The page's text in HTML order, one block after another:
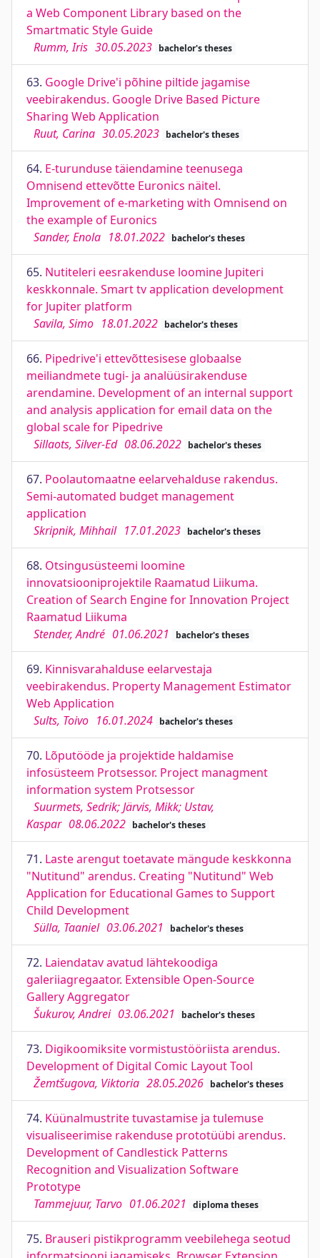
a Web Component Library based on the
Smartmatic Style Guide
Rumm, Iris 30.05.2023 bachelor's theses
63. Google Drive'i põhine piltide jagamise
veebirakendus. Google Drive Based Picture
Sharing Web Application
Ruut, Carina 30.05.2023 bachelor's theses
64. E-turunduse täiendamine teenusega
Omnisend ettevõtte Euronics näitel.
Improvement of e-marketing with Omnisend on
the example of Euronics
Sander, Enola 18.01.2022 bachelor's theses
65. Nutiteleri eesrakenduse loomine Jupiteri
keskkonnale. Smart tv application development
for Jupiter platform
Savila, Simo 18.01.2022 bachelor's theses
66. Pipedrive'i ettevõttesisese globaalse
meiliandmete tugi- ja analüüsirakenduse
arendamine. Development of an internal support
and analysis application for email data on the
global scale for Pipedrive
Sillaots, Silver-Ed 08.06.2022 bachelor's theses
67. Poolautomaatne eelarvehalduse rakendus.
Semi-automated budget management
application
Skripnik, Mihhail 17.01.2023 bachelor's theses
68. Otsingusüsteemi loomine
innovatsiooniprojektile Raamatud Liikuma.
Creation of Search Engine for Innovation Project
Raamatud Liikuma
Stender, André 01.06.2021 bachelor's theses
69. Kinnisvarahalduse eelarvestaja
veebirakendus. Property Management Estimator
Web Application
Sults, Toivo 16.01.2024 bachelor's theses
70. Lõputööde ja projektide haldamise
infosüsteem Protsessor. Project managment
information system Protsessor
Suurmets, Sedrik; Järvis, Mikk; Ustav,
Kaspar 08.06.2022 bachelor's theses
71. Laste arengut toetavate mängude keskkonna
"Nutitund" arendus. Creating "Nutitund" Web
Application for Educational Games to Support
Child Development
Sülla, Taaniel 03.06.2021 bachelor's theses
72. Laiendatav avatud lähtekoodiga
galeriiagregaator. Extensible Open-Source
Gallery Aggregator
Šukurov, Andrei 03.06.2021 bachelor's theses
73. Digikoomiksite vormistustööriista arendus.
Development of Digital Comic Layout Tool
Žemtšugova, Viktoria 28.05.2026 bachelor's theses
74. Küünalmustrite tuvastamise ja tulemuse
visualiseerimise rakenduse prototüübi arendus.
Development of Candlestick Patterns
Recognition and Visualization Software
Prototype
Tammejuur, Tarvo 01.06.2021 diploma theses
75. Brauseri pistikprogramm veebilehega seotud